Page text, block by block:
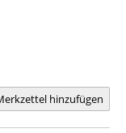
hinzufügen